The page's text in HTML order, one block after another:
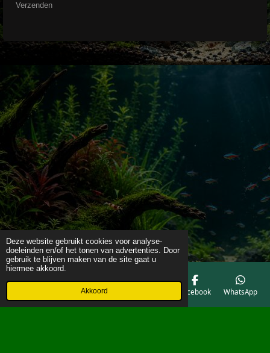
Deze website gebruikt cookies voor analyse-
doeleinden en/of het tonen van advertenties. Door
gebruik te blijven maken van de site gaat u
hiermee akkoord.
Akkoord
Verzenden
Telefoonnummer Facebook WhatsApp